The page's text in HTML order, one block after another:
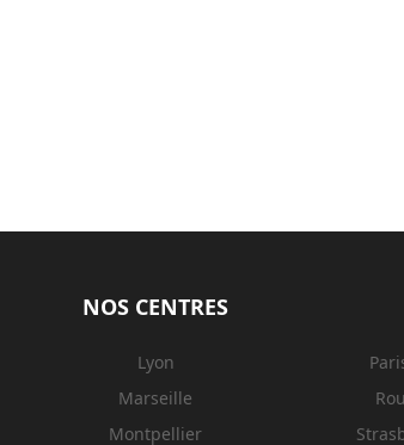
NOS CENTRES
Lyon
Marseille
Montpellier